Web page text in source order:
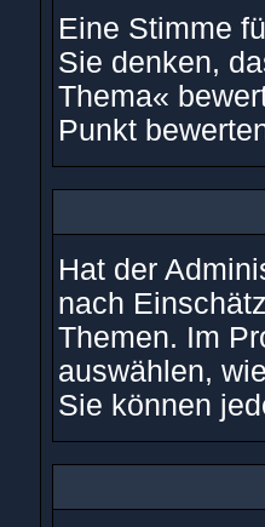
Eine Stimme
Sie denken,
Thema«
Punkt
Hat der
nach
Themen. Im
auswählen,
Sie können